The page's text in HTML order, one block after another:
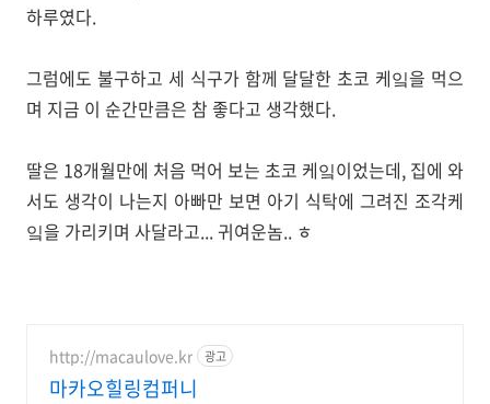
하루였다.
그럼에도 불구하고 세 식구가 함께 달달한 초코 케잌을 먹으
며 지금 이 순간만큼은 참 좋다고 생각했다.
딸은 18개월만에 처음 먹어 보는 초코 케잌이었는데, 집에 와
서도 생각이 나는지 아빠만 보면 아기 식탁에 그려진 조각케
잌을 가리키며 사달라고... 귀여운놈.. ㅎ
http://macaulove.kr 광고
마카오힐링컴퍼니